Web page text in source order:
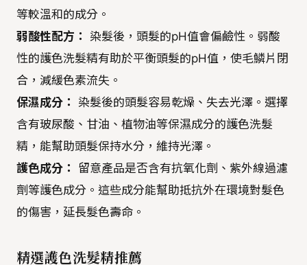
等較溫和的成分。
弱酸性配方： 染髮後，頭髮的pH值會偏鹼性。弱酸
性的護色洗髮精有助於平衡頭髮的pH值，使毛鱗片閉
合，減緩色素流失。
保濕成分： 染髮後的頭髮容易乾燥、失去光澤。選擇
含有玻尿酸、甘油、植物油等保濕成分的護色洗髮
精，能幫助頭髮保持水分，維持光澤。
護色成分：
留意產品是否含有抗氧化劑、紫外線過濾
劑等護色成分。這些成分能幫助抵抗外在環境對髮色
的傷害，延長髮色壽命。
精選護色洗髮精推薦